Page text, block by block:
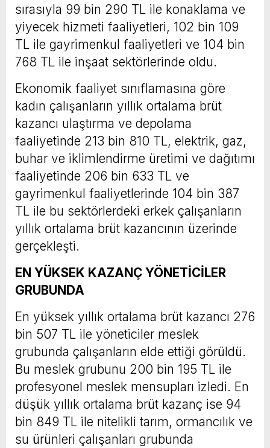
sırasıyla 99 bin 290 TL ile konaklama ve
yiyecek hizmeti faaliyetleri, 102 bin 109
TL ile gayrimenkul faaliyetleri ve 104 bin
768 TL ile inşaat sektörlerinde oldu.
Ekonomik faaliyet sınıflamasına göre
kadın çalışanların yıllık ortalama brüt
kazancı ulaştırma ve depolama
faaliyetinde 213 bin 810 TL, elektrik, gaz,
buhar ve iklimlendirme üretimi ve dağıtımı
faaliyetinde 206 bin 633 TL ve
gayrimenkul faaliyetlerinde 104 bin 387
TL ile bu sektörlerdeki erkek çalışanların
yıllık ortalama brüt kazancının üzerinde
gerçekleşti.
EN YÜKSEK KAZANÇ YÖNETİCİLER
GRUBUNDA
En yüksek yıllık ortalama brüt kazancı 276
bin 507 TL ile yöneticiler meslek
grubunda çalışanların elde ettiği görüldü.
Bu meslek grubunu 200 bin 195 TL ile
profesyonel meslek mensupları izledi. En
düşük yıllık ortalama brüt kazanç ise 94
bin 849 TL ile nitelikli tarım, ormancılık ve
su ürünleri çalışanları grubunda